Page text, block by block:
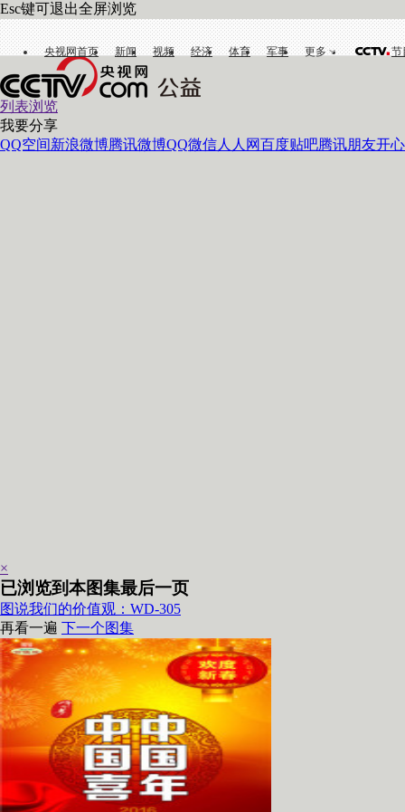
Esc键可退出全屏浏览
央视网首页 新闻 视频 经济 体育 军事 更多 节
列表浏览
我要分享
QQ空间新浪微博腾讯微博QQ微信人人网百度贴吧腾讯朋友开
×
已浏览到本图集最后一页
图说我们的价值观：WD-305
再看一遍 下一个图集